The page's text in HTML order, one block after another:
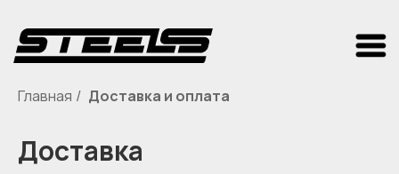
Главная / Доставка и оплата
Доставка